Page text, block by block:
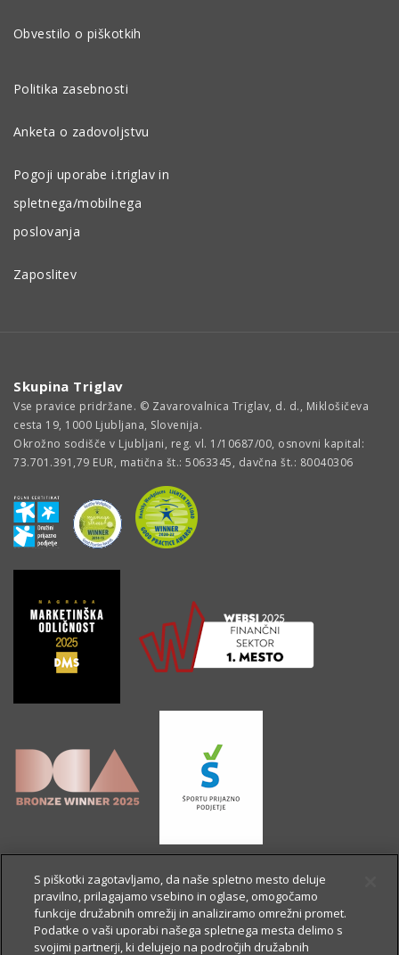
Obvestilo o piškotkih
Politika zasebnosti
Anketa o zadovoljstvu
Pogoji uporabe i.triglav in
spletnega/mobilnega
poslovanja
Zaposlitev
Skupina Triglav
Vse pravice pridržane. © Zavarovalnica Triglav, d. d., Miklošičeva
cesta 19, 1000 Ljubljana, Slovenija.
Okrožno sodišče v Ljubljani, reg. vl. 1/10687/00, osnovni kapital:
73.701.391,79 EUR, matična št.: 5063345, davčna št.: 80040306
S piškotki zagotavljamo, da naše spletno mesto deluje
pravilno, prilagajamo vsebino in oglase, omogočamo
funkcije družabnih omrežij in analiziramo omrežni promet.
Podatke o vaši uporabi našega spletnega mesta delimo s
svojimi partnerji, ki delujejo na področjih družabnih